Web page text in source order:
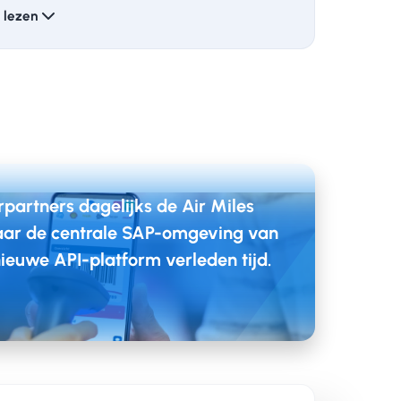
data heeft Lifetri? Wat moet ermee
op?
Purview-scan, gevolgd door
Dit gaf ons een compleet beeld van de
lezen
dagelijks de Air Miles
de centrale SAP-omgeving van
API-platform verleden tijd.